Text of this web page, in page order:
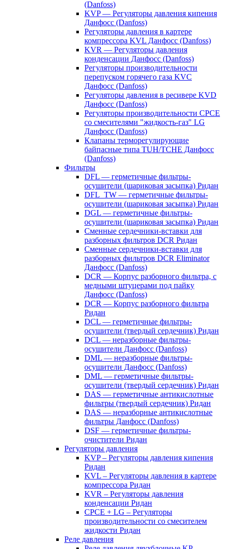
(Danfoss)
KVP — Регуляторы давления кипения
Данфосс (Danfoss)
Регуляторы давления в картере
компрессора KVL Данфосс (Danfoss)
KVR — Регуляторы давления
конденсации Данфосс (Danfoss)
Регуляторы производительности
перепуском горячего газа KVC
Данфосс (Danfoss)
Регуляторы давления в ресивере KVD
Данфосс (Danfoss)
Регуляторы производительности CPCE
со смесителями "жидкость-газ" LG
Данфосс (Danfoss)
Клапаны терморегулирующие
байпасные типа TUH/TCHE Данфосс
(Danfoss)
Фильтры
DFL — герметичные фильтры-
осушители (шариковая засыпка) Ридан
DFL_TW — герметичные фильтры-
осушители (шариковая засыпка) Ридан
DGL — герметичные фильтры-
осушители (шариковая засыпка) Ридан
Сменные сердечники-вставки для
разборных фильтров DCR Ридан
Сменные сердечники-вставки для
разборных фильтров DCR Eliminator
Данфосс (Danfoss)
DCR — Корпус разборного фильтра, с
медными штуцерами под пайку
Данфосс (Danfoss)
DCR — Корпус разборного фильтра
Ридан
DCL — герметичные фильтры-
осушители (твердый сердечник) Ридан
DCL — неразборные фильтры-
осушители Данфосс (Danfoss)
DML — неразборные фильтры-
осушители Данфосс (Danfoss)
DML — герметичные фильтры-
осушители (твердый сердечник) Ридан
DAS — герметичные антикислотные
фильтры (твердый сердечник) Ридан
DAS — неразборные антикислотные
фильтры Данфосс (Danfoss)
DSF — герметичные фильтры-
очистители Ридан
Регуляторы давления
KVP – Регуляторы давления кипения
Ридан
KVL – Регуляторы давления в картере
компрессора Ридан
KVR – Регуляторы давления
конденсации Ридан
CPCE + LG – Регуляторы
производительности со смесителем
жидкости Ридан
Реле давления